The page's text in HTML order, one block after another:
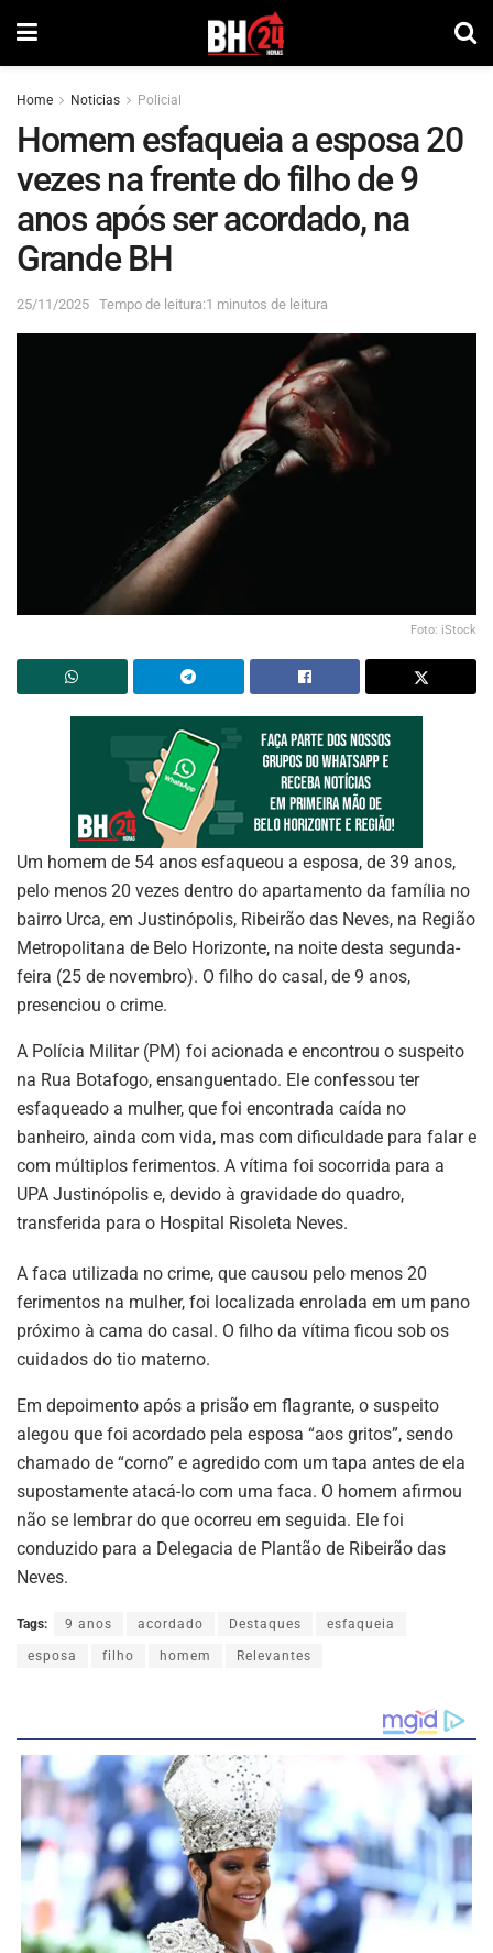
Home Noticias Policial
Homem esfaqueia a esposa 20
vezes na frente do filho de 9
anos após ser acordado, na
Grande BH
25/11/2025 Tempo de leitura:1 minutos de leitura
Foto: iStock
Um homem de 54 anos esfaqueou a esposa, de 39 anos,
pelo menos 20 vezes dentro do apartamento da família no
bairro Urca, em Justinópolis, Ribeirão das Neves, na Região
Metropolitana de Belo Horizonte, na noite desta segunda-
feira (25 de novembro). O filho do casal, de 9 anos,
presenciou o crime.
A Polícia Militar (PM) foi acionada e encontrou o suspeito
na Rua Botafogo, ensanguentado. Ele confessou ter
esfaqueado a mulher, que foi encontrada caída no
banheiro, ainda com vida, mas com dificuldade para falar e
com múltiplos ferimentos. A vítima foi socorrida para a
UPA Justinópolis e, devido à gravidade do quadro,
transferida para o Hospital Risoleta Neves.
A faca utilizada no crime, que causou pelo menos 20
ferimentos na mulher, foi localizada enrolada em um pano
próximo à cama do casal. O filho da vítima ficou sob os
cuidados do tio materno.
Em depoimento após a prisão em flagrante, o suspeito
alegou que foi acordado pela esposa “aos gritos”, sendo
chamado de “corno” e agredido com um tapa antes de ela
supostamente atacá-lo com uma faca. O homem afirmou
não se lembrar do que ocorreu em seguida. Ele foi
conduzido para a Delegacia de Plantão de Ribeirão das
Neves.
Tags: 9 anos acordado Destaques esfaqueia
esposa filho homem Relevantes